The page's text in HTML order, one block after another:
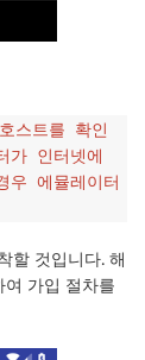
트를 확인
가 인터넷에
우 에뮬레이터
할 것입니다. 해
여 가입 절차를